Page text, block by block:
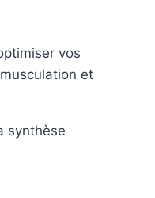
vos
et
synthèse